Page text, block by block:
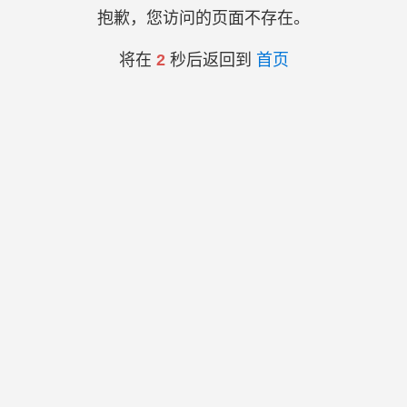
抱歉，您访问的页面不存在。
将在 2秒后返回到 首页